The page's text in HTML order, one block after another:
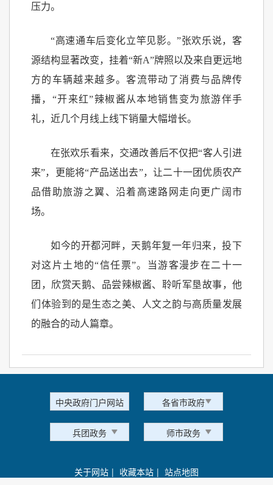
压力。
“高速通车后变化立竿见影。”张欢乐说，客
源结构显著改变，挂着“新A”牌照以及来自更远地
方的车辆越来越多。客流带动了消费与品牌传
播，“开来红”辣椒酱从本地销售变为旅游伴手
礼，近几个月线上线下销量大幅增长。
在张欢乐看来，交通改善后不仅把“客人引进
来”，更能将“产品送出去”，让二十一团优质农产
品借助旅游之翼、沿着高速路网走向更广阔市
场。
如今的开都河畔，天鹅年复一年归来，投下
对这片土地的“信任票”。当游客漫步在二十一
团，欣赏天鹅、品尝辣椒酱、聆听军垦故事，他
们体验到的是生态之美、人文之韵与高质量发展
的融合的动人篇章。
中央政府门户网站 各省市政府
兵团政务 师市政务
关于网站 | 收藏本站 | 站点地图